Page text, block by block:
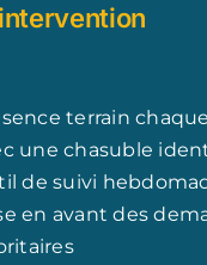
terrain
une chasuble
de suivi
en avant des